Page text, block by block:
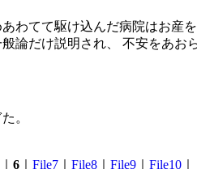
わてて駆け込んだ病院はお産
論だけ説明され、 不安をあ
。
6 File7 File8 File9 File10